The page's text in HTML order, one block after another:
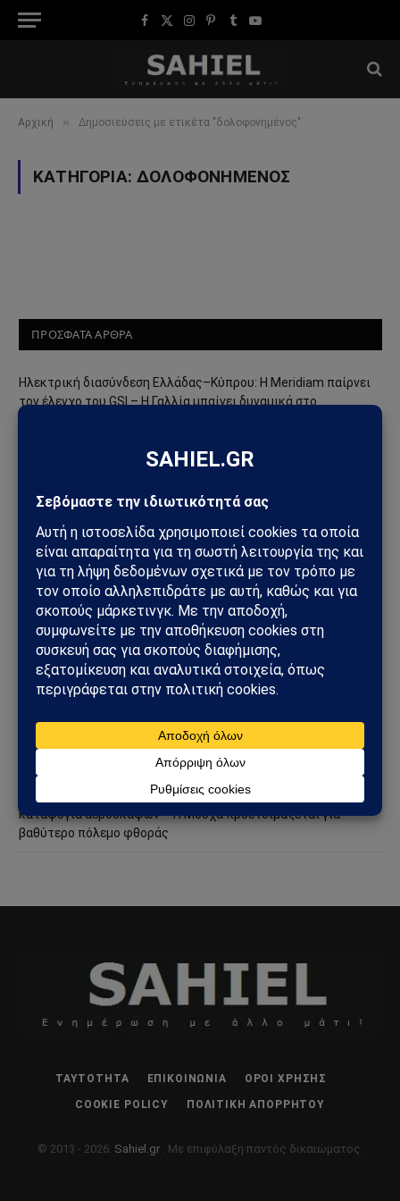
Facebook
X
Instagram
Pinterest
TumblrYouTube
Αρχική » Δημοσιεύσεις με ετικέτα "δολοφονημένος"
ΚΑΤΗΓΟΡΊΑ:ΔΟΛΟΦΟΝΗΜΈΝΟΣ
ΠΡΟΣΦΑΤΑ ΑΡΘΡΑ
Ηλεκτρική διασύνδεση Ελλάδας–Κύπρου: Η Meridiam παίρνει
τον έλεγχο του GSI – Η Γαλλία μπαίνει δυναμικά στο
Σαουδική Αραβία – Υεμένη: Το Ριάντ προετοιμάζει μεγάλη
Bab al-Mandab
Φωτιά στη Δυτική Αττική: Πύρινος κλοιός στα Μέγαρα –
Εκκενώσεις με 112 και μάχη με τις φλόγες
Μέγαρα: Γυναίκα παρασύρθηκε από συρμό του Προαστιακού –
Ανασύρθηκε χωρίς τις αισθήσεις της
ΗΠΑ – Ιράν: Νέος γύρος αμερικανικών βομβαρδισμών μετά την
ιρανική πυραυλική επίθεση – Η Μέση Ανατολή εισέρχεται σε
ακόμη πιο επικίνδυνη φάση
Ανάλυση Andrew Korybko: Τι οδηγεί την προγραμματισμένη
επαναστρατιωτικοποίηση της Γερμανίας ύψους 800
Ρωσία: Δορυφορικές εικόνες αποκαλύπτουν νέα οχυρωμένα
καταφύγια αεροσκαφών – Η Μόσχα προετοιμάζεται για
βαθύτερο πόλεμο φθοράς
ΤΑΥΤΌΤΗΤΑ ΕΠΙΚΟΙΝΩΝΊΑ ΌΡΟΙ ΧΡΉΣΗΣ
COOKIE POLICY ΠΟΛΙΤΙΚΉ ΑΠΟΡΡΉΤΟΥ
© 2013 - 2026: Sahiel.gr . Με επιφύλαξη παντός δικαιώματος.